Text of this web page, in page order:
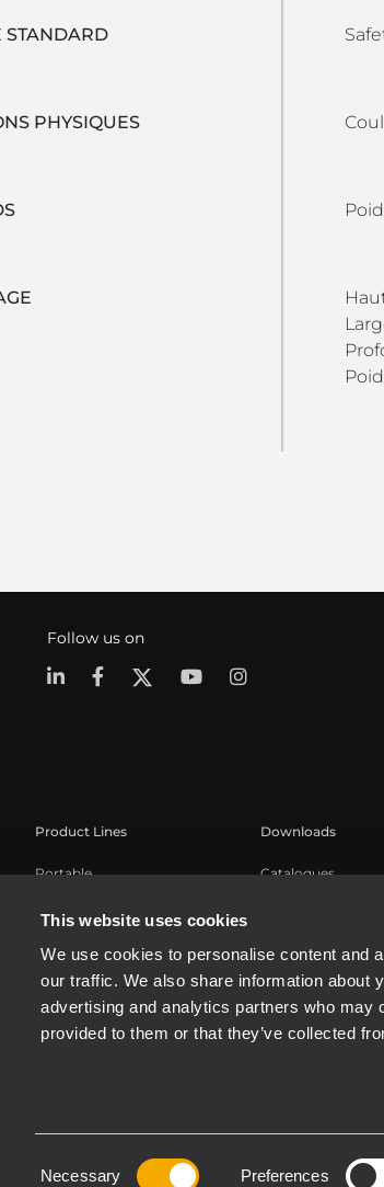
This website uses cookies
We use cookies to personalise content and
our traffic. We also share information about
advertising and analytics partners who may
provided to them or that they’ve collected
Necessary Preferences
STANDARD
PHYSIQUES
Follow us on
Product Lines
Portable
Installation fixe
Commercial
Haut-parleurs
Downloads
Catalogues
reserved | RCF S.P.A. cf/p.iva 04081310965